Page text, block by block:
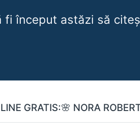
fi început astăzi să